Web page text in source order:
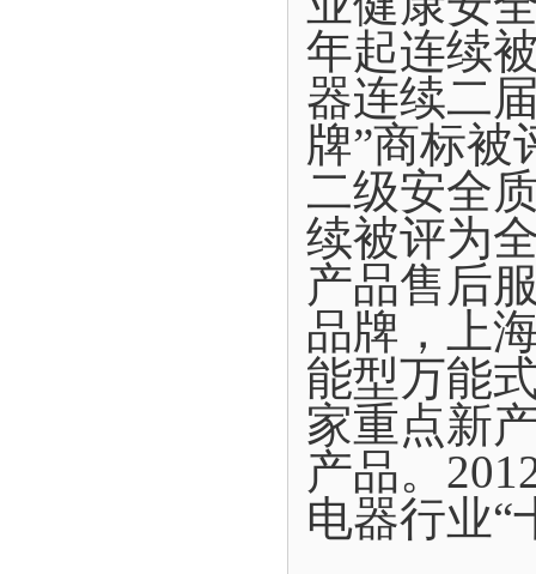
年起连续
器连续二
牌”商标被
二级安全
续被评为
产品售后
品牌，上
能型万能
家重点新
产品。
电器行业“